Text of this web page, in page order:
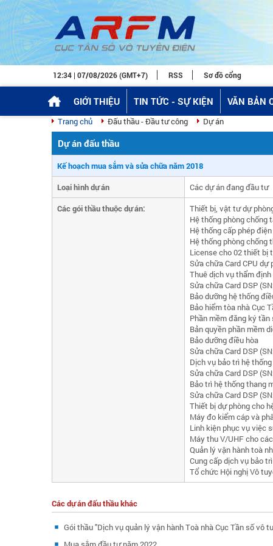
12:34 | 07/08/2026 (GMT+7) RSS Sơ đồ cổng
GIỚI THIỆU TIN TỨC - SỰ KIỆN VĂN BẢN
Trang chủ Đấu thầu - Đầu tư công Dự án
Dự án đấu thầu
Kế hoạch mua sắm và sửa chữa năm 2018
Loại hình dự án
Các dự án đang đầu tư
Các gói thầu thuộc dự án:
Thiết bị, vật tư dự
Hệ thống phòng chống
Hệ thống cấp phép
Hệ thống phòng chống
License cho 02 thiết bị
Sửa chữa Card CPU dự
Thuê dịch vụ thẩm
Sửa chữa Card DSP
Bảo dưỡng hệ thống
Bảo hiểm tòa nhà Cục
Phần mềm đăng ký tần
Bản quyền phần mềm
Bảo dưỡng điều hòa
Sửa chữa Card DSP
Dịch vụ bảo trì hệ
Sửa chữa Card DSP
Bảo trì hệ thống thang
Sửa chữa Card DSP
Thiết bị dự phòng cho
Máy đo kiểm cáp và
Linh kiện phục vụ việc
Máy thu V/UHF cho
Quản lý vận hành toà
Cung cấp dịch vụ bảo
Tổ chức Hội nghị Vô
Các dự án đấu thầu khác
Gói thầu "Dịch vụ quản lý vận hành Toà nhà Cục Tần số vô